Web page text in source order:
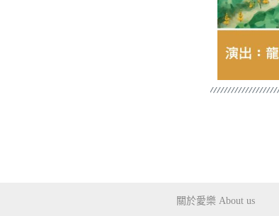
關於愛樂 About us